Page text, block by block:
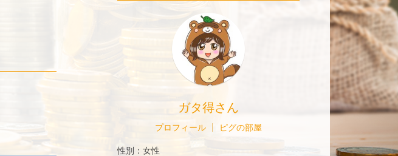
ガタ得さん
プロフィール ピグの部屋
性別： 女性